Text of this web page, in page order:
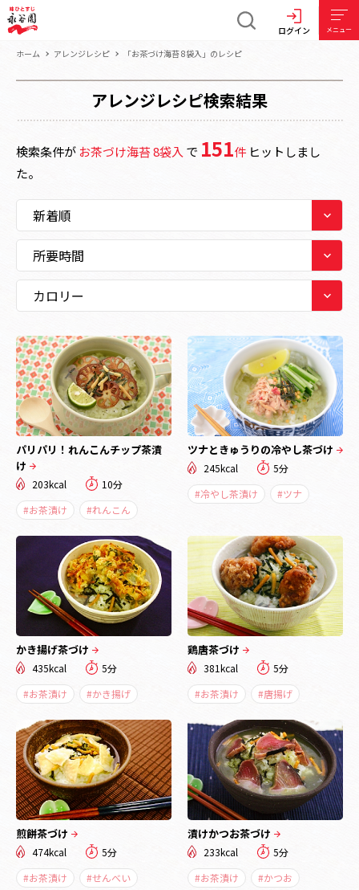
ログイン メニュー
ホーム アレンジレシピ 「お茶づけ海苔 8袋入」のレシピ
アレンジレシピ検索結果
検索条件が お茶づけ海苔 8袋入 で 151件 ヒットしまし
た。
パリパリ！れんこんチップ茶漬
け
203kcal
10分
#お茶漬け
#れんこん
ツナときゅうりの冷やし茶づけ
245kcal
5分
#冷やし茶漬け
#ツナ
かき揚げ茶づけ
435kcal
5分
#お茶漬け
#かき揚げ
鶏唐茶づけ
381kcal
5分
#お茶漬け
#唐揚げ
煎餅茶づけ
474kcal
5分
#お茶漬け
#せんべい
漬けかつお茶づけ
233kcal
5分
#お茶漬け
#かつお